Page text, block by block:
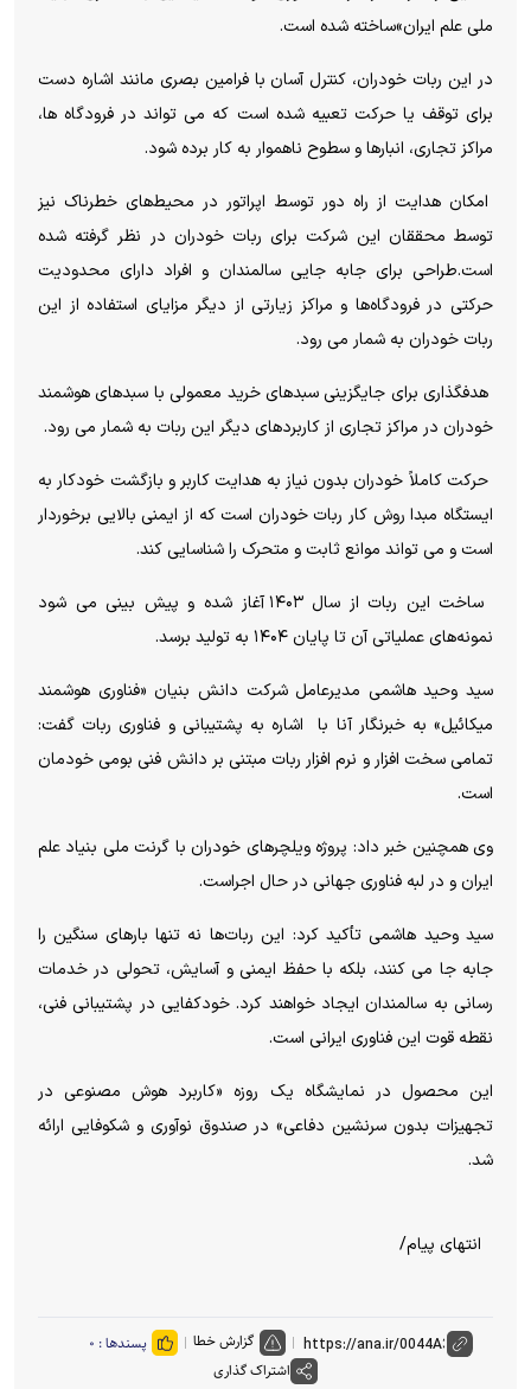
ملی علم ایران»ساخته شده است.
در این ربات خودران، کنترل آسان با فرامین بصری مانند اشاره دست
برای توقف یا حرکت تعبیه شده است که می تواند در فرودگاه ها،
مراکز تجاری، انبار‌ها و سطوح ناهموار به کار برده شود.
امکان هدایت از راه دور توسط اپراتور در محیط‌های خطرناک نیز
توسط محققان این شرکت برای ربات خودران در نظر گرفته شده
است.طراحی برای جابه جایی سالمندان و افراد دارای محدودیت
حرکتی در فرودگاه‌ها و مراکز زیارتی از دیگر مزایای استفاده از این
ربات خودران به شمار می رود.
هدفگذاری برای جایگزینی سبد‌های خرید معمولی با سبد‌های هوشمند
خودران در مراکز تجاری از کاربردهای دیگر این ربات به شمار می رود.
حرکت کاملاً خودران بدون نیاز به هدایت کاربر و بازگشت خودکار به
ایستگاه مبدا روش کار ربات خودران است که از ایمنی بالایی برخوردار
است و می تواند موانع ثابت و متحرک را شناسایی کند.
ساخت این ربات از سال ۱۴۰۳ آغاز شده و پیش بینی می شود
نمونه‌های عملیاتی آن تا پایان ۱۴۰۴ به تولید برسد.
سید وحید هاشمی مدیرعامل شرکت دانش بنیان «فناوری هوشمند
میکائیل» به خبرنگار آنا با اشاره به پشتیبانی و فناوری ربات گفت:
تمامی سخت افزار و نرم افزار ربات‌ مبتنی بر دانش فنی بومی خودمان
است.
وی همچنین خبر داد: پروژه ویلچر‌های خودران با گرنت ملی بنیاد علم
ایران و در لبه فناوری جهانی در حال اجراست.
سید وحید هاشمی تأکید کرد: این ربات‌ها نه تنها بار‌های سنگین را
جابه جا می کنند، بلکه با حفظ ایمنی و آسایش، تحولی در خدمات
رسانی به سالمندان ایجاد خواهند کرد. خودکفایی در پشتیبانی فنی،
نقطه قوت این فناوری ایرانی است.
این محصول در نمایشگاه یک روزه «کاربرد هوش مصنوعی در
تجهیزات بدون سرنشین دفاعی» در صندوق نوآوری و شکوفایی ارائه
شد.
انتهای پیام/
گزارش خطا پسندها : ۰
اشتراک گذاری